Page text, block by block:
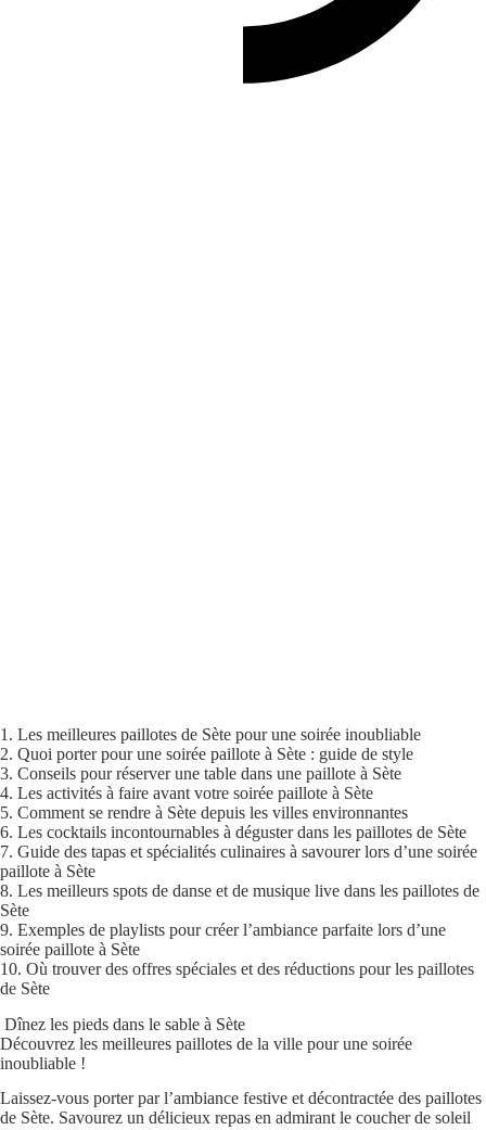
1. Les meilleures paillotes de Sète pour une soirée inoubliable
2. Quoi porter pour une soirée paillote à Sète : guide de style
3. Conseils pour réserver une table dans une paillote à Sète
4. Les activités à faire avant votre soirée paillote à Sète
5. Comment se rendre à Sète depuis les villes environnantes
6. Les cocktails incontournables à déguster dans les paillotes de Sète
7. Guide des tapas et spécialités culinaires à savourer lors d’une soirée
paillote à Sète
8. Les meilleurs spots de danse et de musique live dans les paillotes de
Sète
9. Exemples de playlists pour créer l’ambiance parfaite lors d’une
soirée paillote à Sète
10. Où trouver des offres spéciales et des réductions pour les paillotes
de Sète
️ Dînez les pieds dans le sable à Sète
Découvrez les meilleures paillotes de la ville pour une soirée
inoubliable !
Laissez-vous porter par l’ambiance festive et décontractée des paillotes
de Sète. Savourez un délicieux repas en admirant le coucher de soleil